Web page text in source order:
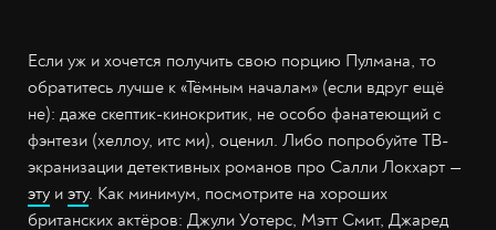
Если уж и хочется получить свою порцию Пулмана, то
обратитесь лучше к «Тёмным началам» (если вдруг ещё
не): даже скептик-кинокритик, не особо фанатеющий с
фэнтези (хеллоу, итс ми), оценил. Либо попробуйте ТВ-
экранизации детективных романов про Салли Локхарт —
эту и эту. Как минимум, посмотрите на хороших
британских актёров: Джули Уотерс, Мэтт Смит, Джаред